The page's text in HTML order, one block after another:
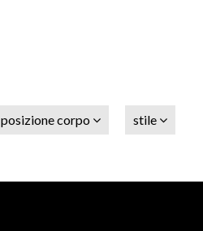
posizione corpo stile